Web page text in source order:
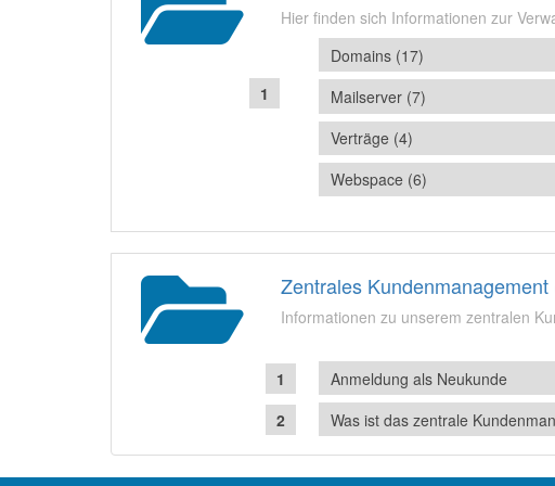
Hier finden sich Informationen zur
Domains (17)
Mailserver (7)
Verträge (4)
Webspace (6)
Zentrales Kundenmanagement
Informationen zu unserem zentralen
Anmeldung als Neukunde
Was ist das zentrale